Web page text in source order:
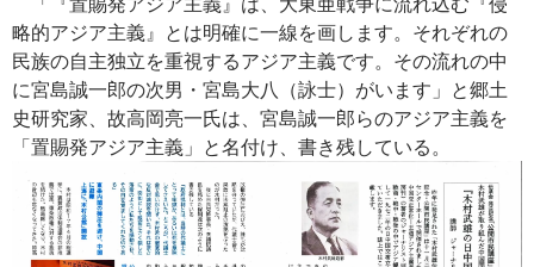
略的アジア主義』とは明確に一線を画します。それぞれの
民族の自主独立を重視するアジア主義です。その流れの中
に宮島誠一郎の次男・宮島大八（詠士）がいます」と郷土
史研究家、故高岡亮一氏は、宮島誠一郎らのアジア主義を
「置賜発アジア主義」と名付け、書き残している。